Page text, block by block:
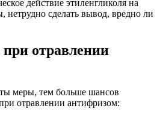
действие этиленгликоля на
сделать вывод, вредно ли
отравлении
меры, тем больше шансов
отравлении антифризом: